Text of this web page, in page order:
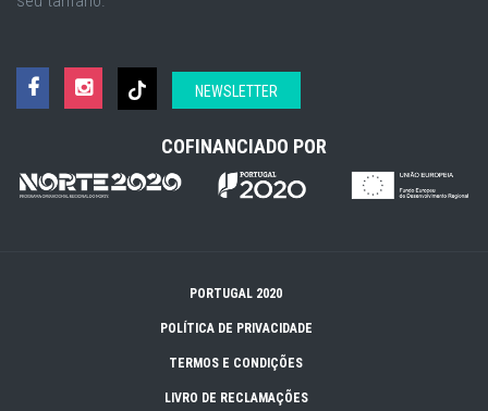
NEWSLETTER
COFINANCIADO POR
PORTUGAL 2020
POLÍTICA DE PRIVACIDADE
TERMOS E CONDIÇÕES
LIVRO DE RECLAMAÇÕES